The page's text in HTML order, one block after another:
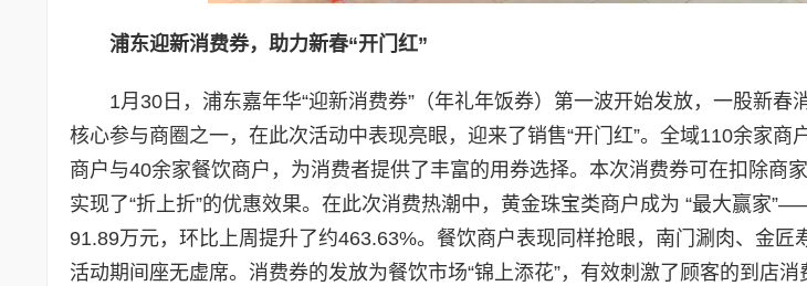
浦东迎新消费券，助力新春“开门红”
1月30日，浦东嘉年华“迎新消费券”（年礼年饭券）第一波开始发放，一股新春
核心参与商圈之一，在此次活动中表现亮眼，迎来了销售“开门红”。全域110余家商
商户与40余家餐饮商户，为消费者提供了丰富的用券选择。本次消费券可在扣除商
实现了“折上折”的优惠效果。在此次消费热潮中，黄金珠宝类商户成为 “最大赢家
91.89万元，环比上周提升了约463.63%。餐饮商户表现同样抢眼，南门涮肉、金匠
活动期间座无虚席。消费券的发放为餐饮市场“锦上添花”，有效刺激了顾客的到店